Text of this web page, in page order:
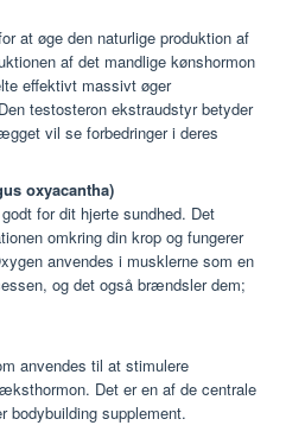
at øge den naturlige produktion af
af det mandlige kønshormon
effektivt massivt øger
testosteron ekstraudstyr betyder
vil se forbedringer i deres
oxyacantha)
for dit hjerte sundhed. Det
omkring din krop og fungerer
anvendes i musklerne som en
og det også brændsler dem;
anvendes til at stimulere
Det er en af de centrale
bodybuilding supplement.